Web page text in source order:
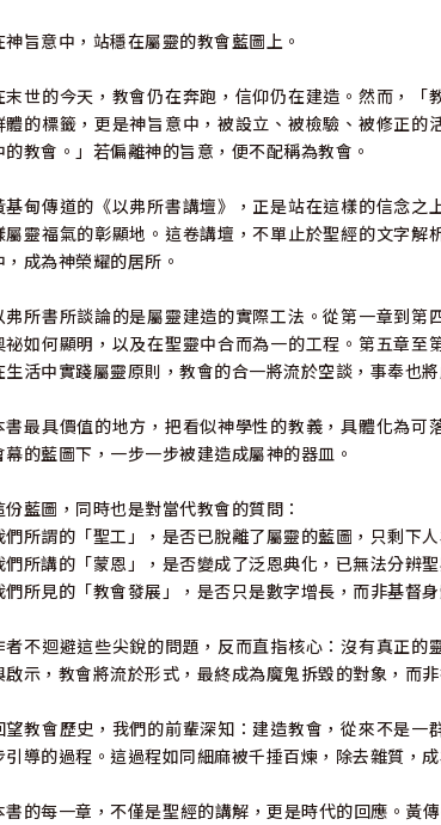
神旨意中，站穩在屬靈的教會藍圖上。
末世的今天，教會仍在奔跑，信仰仍在建造。然而，
體的標籤，更是神旨意中，被設立、被檢驗、被修正
的教會。」若偏離神的旨意，便不配稱為教會。
基甸傳道的《以弗所書講壇》，正是站在這樣的信念
屬靈福氣的彰顯地。這卷講壇，不單止於聖經的文字
，成為神榮耀的居所。
弗所書所談論的是屬靈建造的實際工法。從第一章到
祕如何顯明，以及在聖靈中合而為一的工程。第五章
生活中實踐屬靈原則，教會的合一將流於空談，事奉也
書最具價值的地方，把看似神學性的教義，具體化為
幕的藍圖下，一步一步被建造成屬神的器皿。
份藍圖，同時也是對當代教會的質問：
們所謂的「聖工」，是否已脫離了屬靈的藍圖，只剩下
們所講的「蒙恩」，是否變成了泛恩典化，已無法分辨聖
們所見的「教會發展」，是否只是數字增長，而非基督
者不迴避這些尖銳的問題，反而直指核心：沒有真正
啟示，教會將流於形式，最終成為魔鬼拆毀的對象，而
望教會歷史，我們的前輩深知：建造教會，從來不是
引導的過程。這過程如同細麻被千捶百煉，除去雜質，
書的每一章，不僅是聖經的講解，更是時代的回應。